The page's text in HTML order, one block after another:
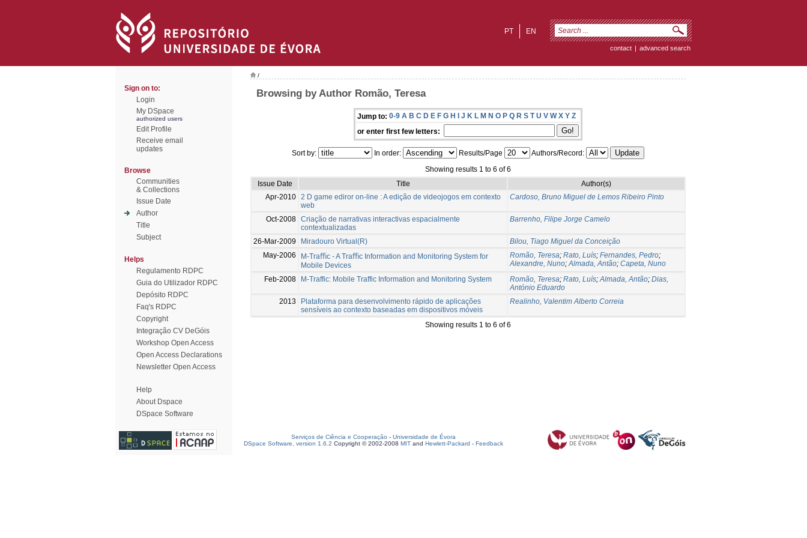
EN
PT
contact | advanced search
Sign on to:
Login
My DSpace
authorized users
Edit Profile
Receive email
updates
Browse
Communities
& Collections
Issue Date
Author
Title
Subject
Helps
Regulamento RDPC
Guia do Utilizador RDPC
Depósito RDPC
Faq's RDPC
Copyright
Integração CV DeGóis
Workshop Open Access
Open Access Declarations
Newsletter Open Access
Help
About Dspace
DSpace Software
/
Browsing by Author Romão, Teresa
Jump to: 0-9 A B C D E F G H I J K L M N O P Q R S T U V W X Y Z
or enter first few letters:
Sort by: In order: Results/Page
Authors/Record:
Showing results 1 to 6 of 6
Issue Date
Title
Author(s)
Apr-2010 2 D game ediror on-line : A edição de videojogos em contexto
web
Cardoso, Bruno Miguel de Lemos Ribeiro Pinto
Oct-2008 Criação de narrativas interactivas espacialmente
contextualizadas
Barrenho, Filipe Jorge Camelo
26-Mar-2009 Miradouro Virtual(R)
Bilou, Tiago Miguel da Conceição
May-2006
M-Traﬃc - A Traﬃc Information and Monitoring System for
Mobile Devices
Romão, Teresa; Rato, Luís; Fernandes, Pedro;
Alexandre, Nuno;Almada, Antão; Capeta, Nuno
Feb-2008
M-Traffic: Mobile Traffic Information and Monitoring System Romão, Teresa; Rato, Luís;Almada, Antão; Dias,
António Eduardo
2013
Plataforma para desenvolvimento rápido de aplicações
sensíveis ao contexto baseadas em dispositivos móveis
Realinho, Valentim Alberto Correia
Showing results 1 to 6 of 6
Serviços de Ciência e Cooperação - Universidade de Évora
DSpace Software, version 1.6.2 Copyright © 2002-2008 MIT and Hewlett-Packard - Feedback